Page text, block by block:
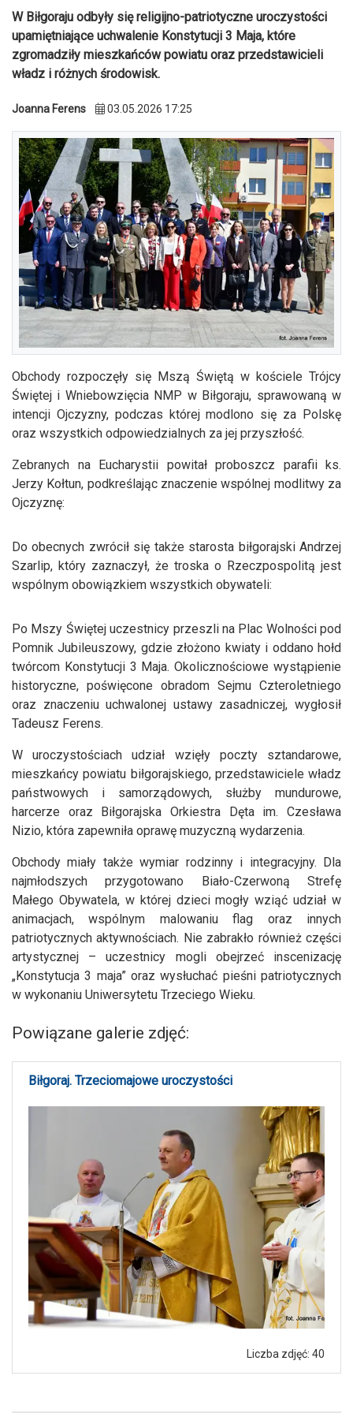
W Biłgoraju odbyły się religijno-patriotyczne uroczystości
upamiętniające uchwalenie Konstytucji 3 Maja, które
zgromadziły mieszkańców powiatu oraz przedstawicieli
władz i różnych środowisk.
Joanna Ferens 03.05.2026 17:25
Obchody rozpoczęły się Mszą Świętą w kościele Trójcy
Świętej i Wniebowzięcia NMP w Biłgoraju, sprawowaną w
intencji Ojczyzny, podczas której modlono się za Polskę
oraz wszystkich odpowiedzialnych za jej przyszłość.
Zebranych na Eucharystii powitał proboszcz parafii ks.
Jerzy Kołtun, podkreślając znaczenie wspólnej modlitwy za
Ojczyznę:
Do obecnych zwrócił się także starosta biłgorajski Andrzej
Szarlip, który zaznaczył, że troska o Rzeczpospolitą jest
wspólnym obowiązkiem wszystkich obywateli:
Po Mszy Świętej uczestnicy przeszli na Plac Wolności pod
Pomnik Jubileuszowy, gdzie złożono kwiaty i oddano hołd
twórcom Konstytucji 3 Maja. Okolicznościowe wystąpienie
historyczne, poświęcone obradom Sejmu Czteroletniego
oraz znaczeniu uchwalonej ustawy zasadniczej, wygłosił
Tadeusz Ferens.
W uroczystościach udział wzięły poczty sztandarowe,
mieszkańcy powiatu biłgorajskiego, przedstawiciele władz
państwowych i samorządowych, służby mundurowe,
harcerze oraz Biłgorajska Orkiestra Dęta im. Czesława
Nizio, która zapewniła oprawę muzyczną wydarzenia.
Obchody miały także wymiar rodzinny i integracyjny. Dla
najmłodszych przygotowano Biało-Czerwoną Strefę
Małego Obywatela, w której dzieci mogły wziąć udział w
animacjach, wspólnym malowaniu flag oraz innych
patriotycznych aktywnościach. Nie zabrakło również części
artystycznej – uczestnicy mogli obejrzeć inscenizację
„Konstytucja 3 maja” oraz wysłuchać pieśni patriotycznych
w wykonaniu Uniwersytetu Trzeciego Wieku.
Powiązane galerie zdjęć:
Biłgoraj. Trzeciomajowe uroczystości
Liczba zdjęć: 40